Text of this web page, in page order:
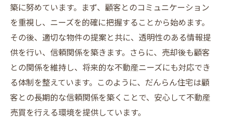
不動産売買の流れを理解する
安心して進めるための事前準備
だんらん住宅のサポートが提供する安心感
契約時に注意すべきポイント
不動産売買をスムーズに進めるテクニック
売買後のアフターフォローについて
だんらん住宅の経験豊富なチームによるサポー
築に努めています。まず、顧客とのコミュニケーション
を重視し、ニーズを的確に把握することから始めます。
その後、適切な物件の提案と共に、透明性のある情報提
供を行い、信頼関係を築きます。さらに、売却後も顧客
との関係を維持し、将来的な不動産ニーズにも対応でき
る体制を整えています。このように、だんらん住宅は顧
客との長期的な信頼関係を築くことで、安心して不動産
売買を行える環境を提供しています。